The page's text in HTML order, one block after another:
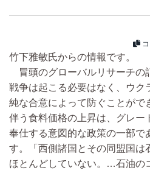
竹下雅敏氏からの情報です。
冒頭のグローバルリサーチの
戦争は起こる必要はなく、ウク
純な合意によって防ぐことが
伴う食料価格の上昇は、グレー
奉仕する意図的な政策の一部で
す。「西側諸国とその同盟国は
ほとんどしていない。…石油の